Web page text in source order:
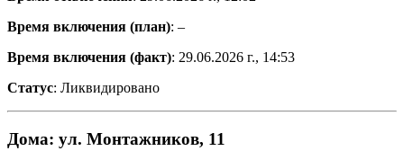
Время включения (план): –
Время включения (факт): 29.06.2026 г., 14:53
Статус: Ликвидировано
Дома: ул. Монтажников, 11